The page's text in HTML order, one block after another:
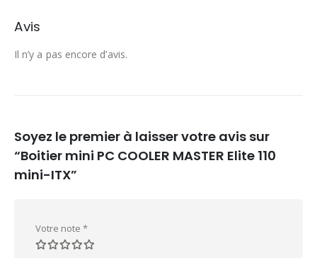
Avis
Il n’y a pas encore d’avis.
Soyez le premier à laisser votre avis sur
“Boitier mini PC COOLER MASTER Elite 110
mini-ITX”
Votre note *